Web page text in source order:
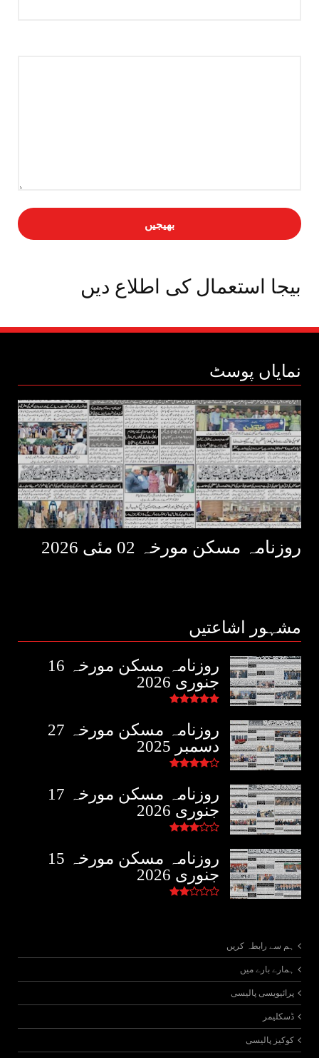
بیجا استعمال کی اطلاع دیں
نمایاں پوسٹ
روزنامہ مسکن مورخہ 02 مئی 2026
مشہور اشاعتیں
روزنامہ مسکن مورخہ 16
جنوری 2026
روزنامہ مسکن مورخہ 27
دسمبر 2025
روزنامہ مسکن مورخہ 17
جنوری 2026
روزنامہ مسکن مورخہ 15
جنوری 2026
ہم سے رابطہ کریں
ہمارے بارے میں
پرائیویسی پالیسی
ڈسکلیمر
کوکیز پالیسی